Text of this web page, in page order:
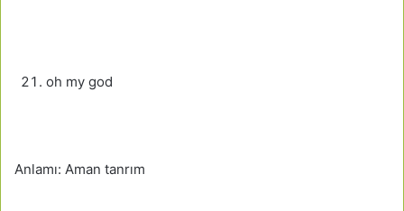
oh my god
Anlamı: Aman tanrım